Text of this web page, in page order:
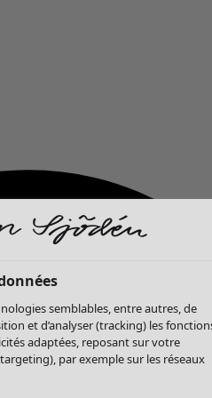
semblables, entre autres, de
et d’analyser (tracking) les
adaptées, reposant sur votre
par exemple sur les réseaux